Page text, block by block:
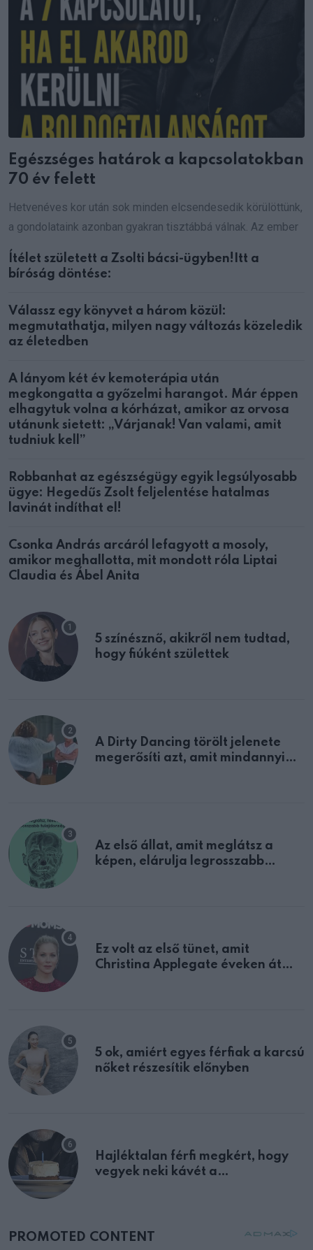
Egészséges határok a kapcsolatokban
70 év felett
Hetvenéves kor után sok minden elcsendesedik körülöttünk,
a gondolataink azonban gyakran tisztábbá válnak. Az ember
Ítélet született a Zsolti bácsi-ügyben!Itt a
bíróság döntése:
Válassz egy könyvet a három közül:
megmutathatja, milyen nagy változás közeledik
az életedben
A lányom két év kemoterápia után
megkongatta a győzelmi harangot. Már éppen
elhagytuk volna a kórházat, amikor az orvosa
utánunk sietett: „Várjanak! Van valami, amit
tudniuk kell”
Robbanhat az egészségügy egyik legsúlyosabb
ügye: Hegedűs Zsolt feljelentése hatalmas
lavinát indíthat el!
Csonka András arcáról lefagyott a mosoly,
amikor meghallotta, mit mondott róla Liptai
Claudia és Ábel Anita
5 színésznő, akikről nem tudtad,
hogy fiúként születtek
A Dirty Dancing törölt jelenete
megerősíti azt, amit mindannyian
Az első állat, amit meglátsz a
képen, elárulja legrosszabb
Ez volt az első tünet, amit
Christina Applegate éveken át
5 ok, amiért egyes férfiak a karcsú
nőket részesítik előnyben
Hajléktalan férfi megkért, hogy
vegyek neki kávét a